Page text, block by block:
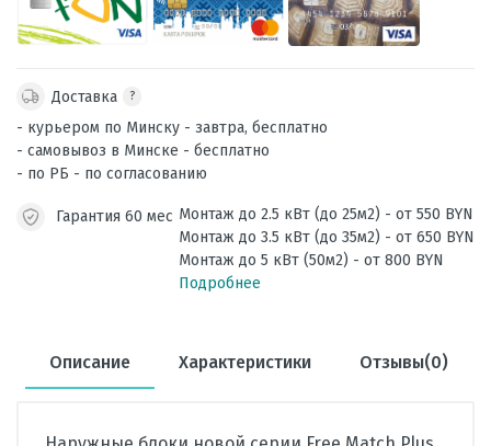
Доставка ?
- курьером по Минску - завтра, бесплатно
- самовывоз в Минске - бесплатно
- по РБ - по согласованию
Гарантия 60 мес Монтаж до 2.5 кВт (до 25м2) - от 550 BYN
Монтаж до 3.5 кВт (до 35м2) - от 650 BYN
Монтаж до 5 кВт (50м2) - от 800 BYN
Подробнее
Описание Характеристики Отзывы(0)